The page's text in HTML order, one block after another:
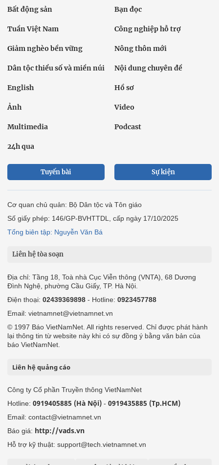
Bất động sản Bạn đọc
Tuần Việt Nam Công nghiệp hỗ trợ
Giảm nghèo bền vững Nông thôn mới
Dân tộc thiểu số và miền núi Nội dung chuyên đề
English Hồ sơ
Ảnh Video
Multimedia Podcast
24h qua
Tuyến bài Sự kiện
Cơ quan chủ quản: Bộ Dân tộc và Tôn giáo
Số giấy phép: 146/GP-BVHTTDL, cấp ngày 17/10/2025
Tổng biên tập: Nguyễn Văn Bá
Liên hệ tòa soạn
Địa chỉ: Tầng 18, Toà nhà Cục Viễn thông (VNTA), 68 Dương
Đình Nghệ, phường Cầu Giấy, TP. Hà Nội.
Điện thoại: 02439369898 - Hotline: 0923457788
Email: vietnamnet@vietnamnet.vn
© 1997 Báo VietNamNet. All rights reserved. Chỉ được phát hành
lại thông tin từ website này khi có sự đồng ý bằng văn bản của
báo VietNamNet.
Liên hệ quảng cáo
Công ty Cổ phần Truyền thông VietNamNet
Hotline: 0919405885 (Hà Nội) - 0919435885 (Tp.HCM)
Email: contact@vietnamnet.vn
Báo giá: http://vads.vn
Hỗ trợ kỹ thuật: support@tech.vietnamnet.vn